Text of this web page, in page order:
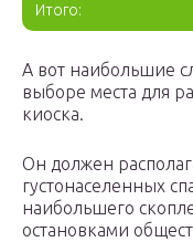
Итого:
А вот наибольшие
выборе места для
киоска.
Он должен
густонаселенных
наибольшего
остановками